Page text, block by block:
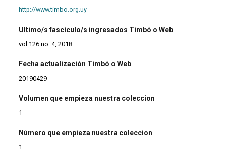
http://www.timbo.org.uy
Ultimo/s fascículo/s ingresados Timbó o Web
vol.126 no. 4, 2018
Fecha actualización Timbó o Web
20190429
Volumen que empieza nuestra coleccion
1
Número que empieza nuestra coleccion
1